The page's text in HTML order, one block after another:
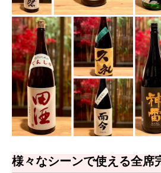
様々なシーンで使える全席